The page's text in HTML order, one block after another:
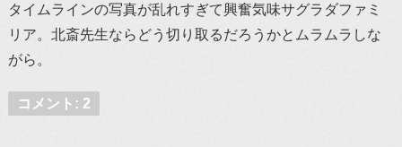
タイムラインの写真が乱れすぎて興奮気味サグラダファミ
リア。北斎先生ならどう切り取るだろうかとムラムラしな
がら。
コメント: 2